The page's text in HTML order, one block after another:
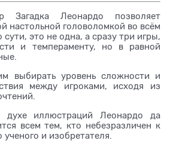
Загадка Леонардо позволяет
настольной головоломкой во всём
это не одна, а сразу три игры,
и темпераменту, но в равной
выбирать уровень сложности и
между игроками, исходя из
духе иллюстраций Леонардо да
всем тем, кто небезразличен к
ученого и изобретателя.